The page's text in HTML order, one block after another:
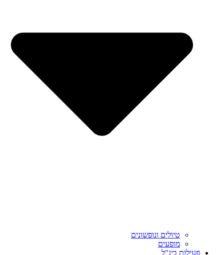
טיולים ונופשונים
מופעים
פעילות בינ"ל